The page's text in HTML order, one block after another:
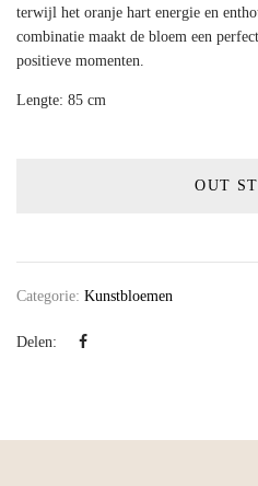
terwijl het oranje hart energie en
combinatie maakt de bloem een
positieve momenten.
Lengte: 85 cm
OUT
Categorie: Kunstbloemen
Delen: